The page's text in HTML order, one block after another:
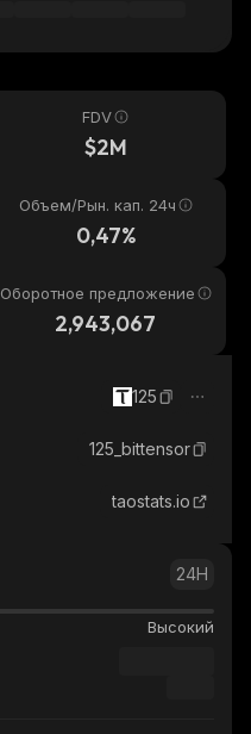
FDV
$2M
Объем/Рын. кап. 24ч
0,47%
Оборотное предложение
2,943,067
125
125_bittensor
taostats.io
24H
Высокий